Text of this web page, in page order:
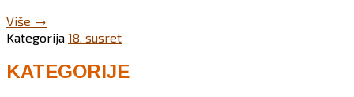
Više
“Raspisan
natječaj
za
18.
„Književni
→
Kategorija 18. susret
KATEGORIJE